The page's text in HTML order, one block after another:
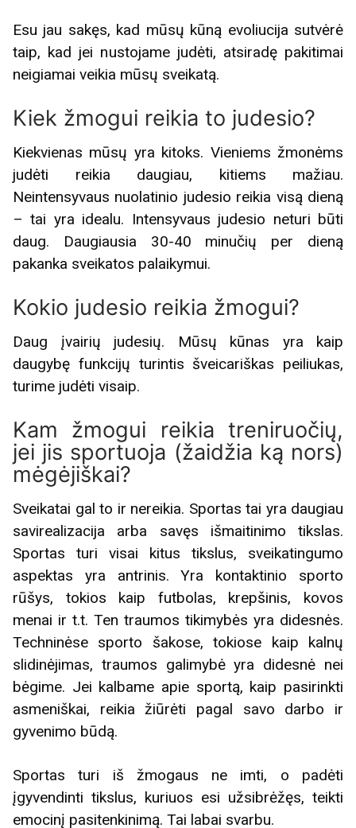
Esu jau sakęs, kad mūsų kūną evoliucija sutvėrė
taip, kad jei nustojame judėti, atsiradę pakitimai
neigiamai veikia mūsų sveikatą.
Kiek žmogui reikia to judesio?
Kiekvienas mūsų yra kitoks. Vieniems žmonėms
judėti reikia daugiau, kitiems mažiau.
Neintensyvaus nuolatinio judesio reikia visą dieną
– tai yra idealu. Intensyvaus judesio neturi būti
daug. Daugiausia 30-40 minučių per dieną
pakanka sveikatos palaikymui.
Kokio judesio reikia žmogui?
Daug įvairių judesių. Mūsų kūnas yra kaip
daugybę funkcijų turintis šveicariškas peiliukas,
turime judėti visaip.
Kam žmogui reikia treniruočių,
jei jis sportuoja (žaidžia ką nors)
mėgėjiškai?
Sveikatai gal to ir nereikia. Sportas tai yra daugiau
savirealizacija arba savęs išmaitinimo tikslas.
Sportas turi visai kitus tikslus, sveikatingumo
aspektas yra antrinis. Yra kontaktinio sporto
rūšys, tokios kaip futbolas, krepšinis, kovos
menai ir t.t. Ten traumos tikimybės yra didesnės.
Techninėse sporto šakose, tokiose kaip kalnų
slidinėjimas, traumos galimybė yra didesnė nei
bėgime. Jei kalbame apie sportą, kaip pasirinkti
asmeniškai, reikia žiūrėti pagal savo darbo ir
gyvenimo būdą.
Sportas turi iš žmogaus ne imti, o padėti
įgyvendinti tikslus, kuriuos esi užsibrėžęs, teikti
emocinį pasitenkinimą. Tai labai svarbu.